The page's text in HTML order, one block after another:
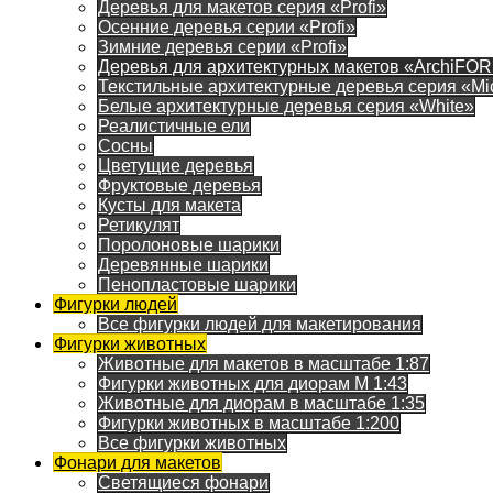
Деревья для макетов серия «Profi»
Осенние деревья серии «Profi»
Зимние деревья серии «Profi»
Деревья для архитектурных макетов
Текстильные архитектурные деревья серия
Белые архитектурные деревья серия «White»
Реалистичные ели
Сосны
Цветущие деревья
Фруктовые деревья
Кусты для макета
Ретикулят
Поролоновые шарики
Деревянные шарики
Пенопластовые шарики
Фигурки людей
Все фигурки людей для макетирования
Фигурки животных
Животные для макетов в масштабе 1:87
Фигурки животных для диорам М 1:43
Животные для диорам в масштабе 1:35
Фигурки животных в масштабе 1:200
Все фигурки животных
Фонари для макетов
Светящиеся фонари